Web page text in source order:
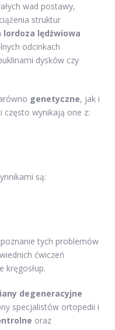
wad postawy,
struktur
lordoza lędźwiowa
odcinkach
dysków czy
genetyczne, jak i
często wynikają one z:
są:
tych problemów
ćwiczeń
kręgosłup.
degeneracyjne
specjalistów ortopedii i
oraz